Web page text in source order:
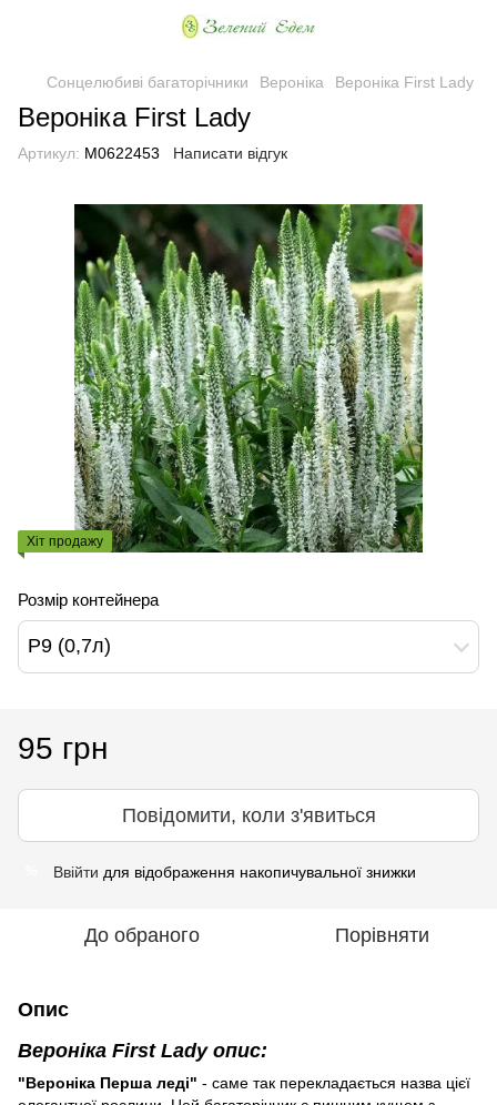
Сонцелюбиві багаторічники Вероніка Вероніка First Lady
Вероніка First Lady
Артикул: М0622453 Написати відгук
Хіт продажу
Розмір контейнера
Р9 (0,7л)
95 грн
Повідомити, коли з'явиться
Ввійти для відображення накопичувальної знижки
До обраного Порівняти
Опис
Вероніка First Lady опис:
"Вероніка Перша леді" - саме так перекладається назва цієї